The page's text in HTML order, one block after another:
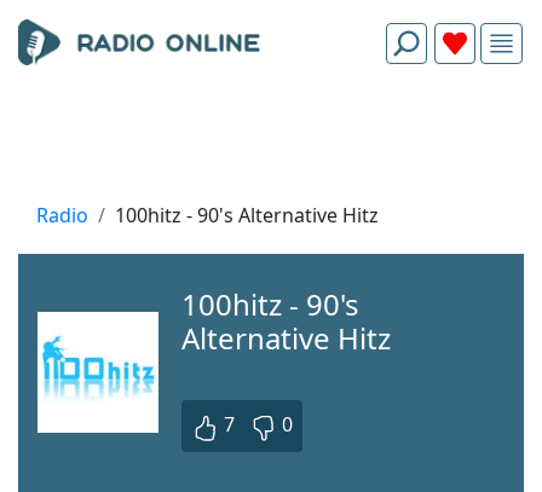
Radio 100hitz - 90's Alternative Hitz
100hitz - 90's
Alternative Hitz
7 0